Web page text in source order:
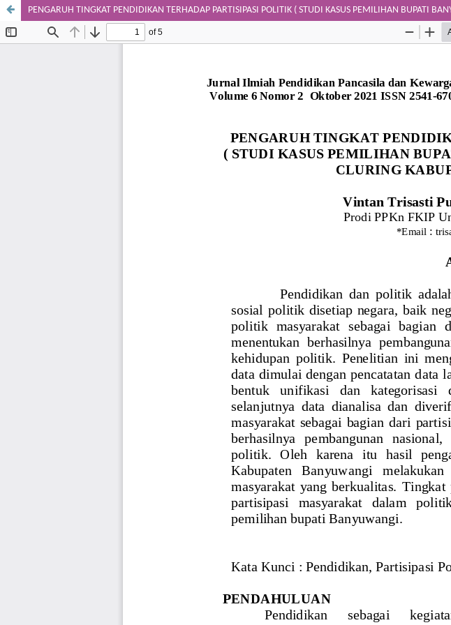
PENGARUH TINGKAT PENDIDIKAN TERHADAP PARTISIPASI POLITIK ( STUDI KASUS PEMILIHAN BUPATI